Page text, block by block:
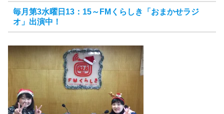
毎月第3水曜日13：15～FMくらしき「おまかせラジ
オ」出演中！